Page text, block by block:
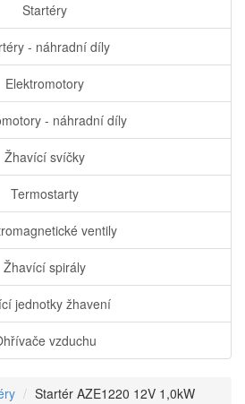
Startéry
- náhradní díly
Elektromotory
- náhradní díly
Žhavící svíčky
Termostarty
ventily
Žhavící spirály
jednotky žhavení
vzduchu
Startér AZE1220 12V 1,0kW